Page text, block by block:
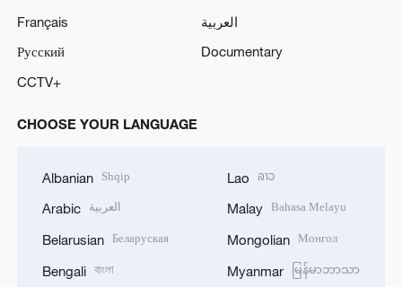
Français
العربية
Русский
Documentary
CCTV+
CHOOSE YOUR LANGUAGE
Albanian Shqip
Arabic العربية
Belarusian Беларуская
Bengali বাংলা
Lao ລາວ
Malay Bahasa Melayu
Mongolian Монгол
Myanmar မြန်မာဘာသာ